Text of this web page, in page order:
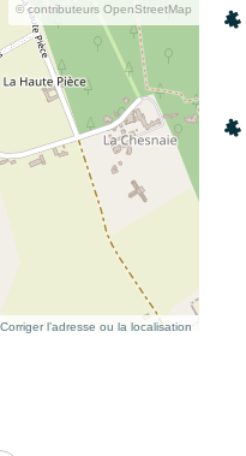
© contributeurs OpenStreetMap
Corriger l’adresse ou la localisation